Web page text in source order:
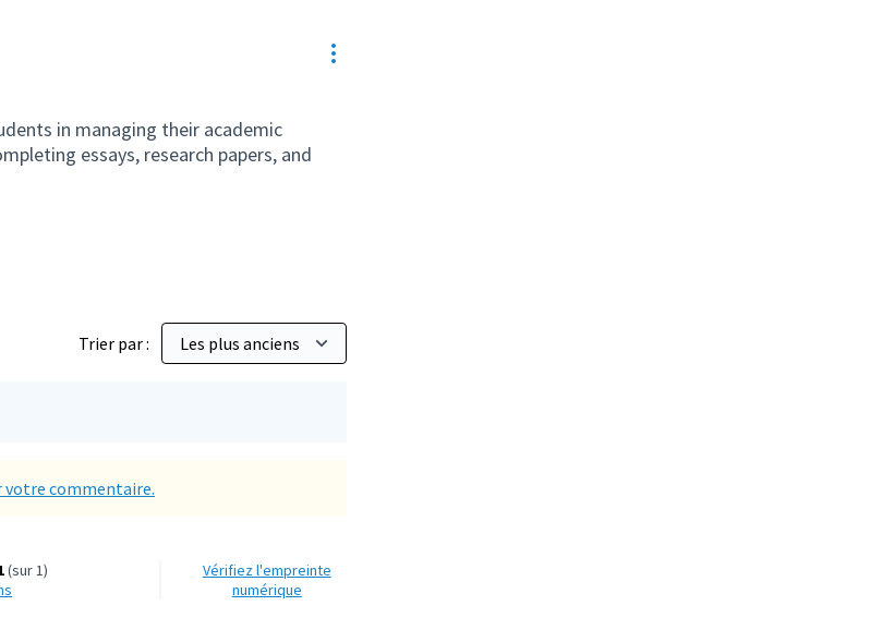
Resource controls
in managing their academic
essays, research papers, and
Trier par :
votre commentaire.
(sur 1)
Vérifiez l'empreinte
numérique